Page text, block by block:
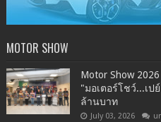
MOTOR SHOW
Motor Show
"มอเตอร์โชว์...เป
ล้านบาท
July 03, 2026